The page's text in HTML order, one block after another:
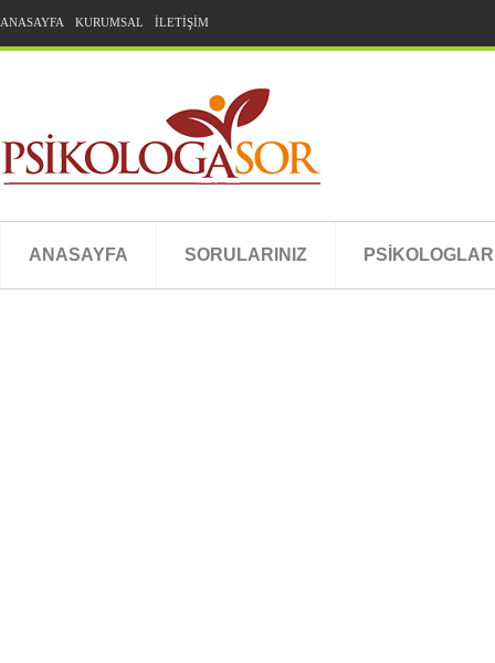
ANASAYFA KURUMSAL İLETİŞİM
ANASAYFA SORULARINIZ